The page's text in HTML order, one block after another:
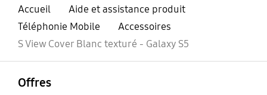
Accueil
Aide et assistance produit
Téléphonie Mobile
Accessoires
S View Cover Blanc texturé - Galaxy S5
Offres